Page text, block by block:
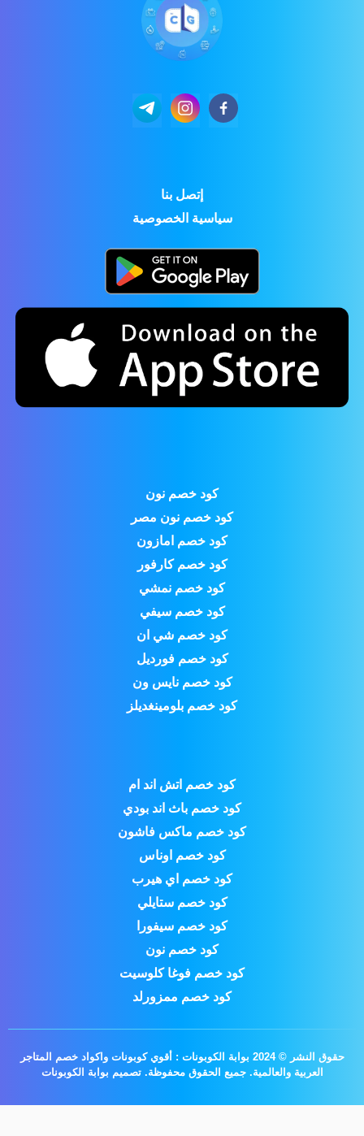
إتصل بنا
سياسية الخصوصية
كود خصم نون
كود خصم نون مصر
كود خصم امازون
كود خصم كارفور
كود خصم نمشي
كود خصم سيفي
كود خصم شي ان
كود خصم فورديل
كود خصم نايس ون
كود خصم بلومينغديلز
كود خصم اتش اند ام
كود خصم باث اند بودي
كود خصم ماكس فاشون
كود خصم اوناس
كود خصم اي هيرب
كود خصم ستايلي
كود خصم سيفورا
كود خصم نون
كود خصم فوغا كلوسيت
كود خصم ممزورلد
حقوق النشر © 2024 بوابة الكوبونات : أقوي كوبونات واكواد خصم المتاجر
العربية والعالمية. جميع الحقوق محفوظة.تصميم بوابة الكوبونات